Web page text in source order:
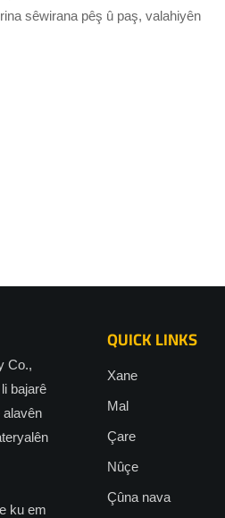
sêwirana pêş û paş, valahiyên
Co.,
bajarê
ku em
QUICK LINKS
Xane
Mal
Çare
Nûçe
Çûna nava